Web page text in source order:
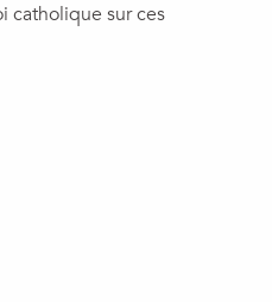
catholique sur ces